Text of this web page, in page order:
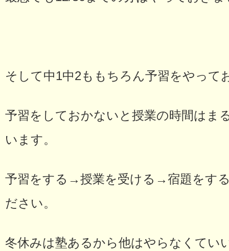
そして中1中2ももちろん予習をやって
予習をしておかないと授業の時間はま
います。
予習をする→授業を受ける→宿題をす
ださい。
冬休みは塾あるから他はやらなくてい